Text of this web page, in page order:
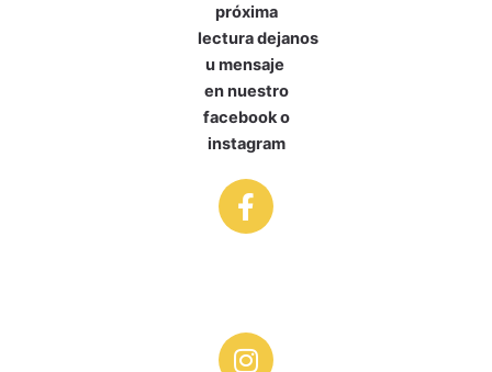
próxima
lecturadejanos
u mensaje
en nuestro
facebook o
instagram
F
a
o
o
I